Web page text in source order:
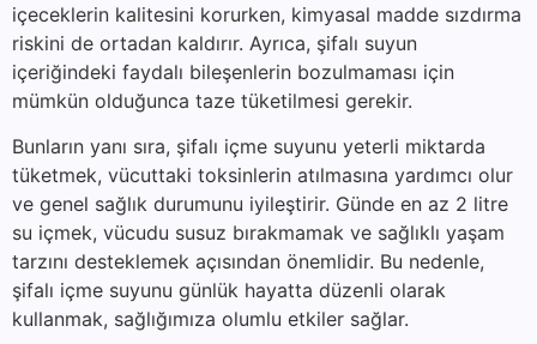
içeceklerin kalitesini korurken, kimyasal madde sızdırma
riskini de ortadan kaldırır. Ayrıca, şifalı suyun
içeriğindeki faydalı bileşenlerin bozulmaması için
mümkün olduğunca taze tüketilmesi gerekir.
Bunların yanı sıra, şifalı içme suyunu yeterli miktarda
tüketmek, vücuttaki toksinlerin atılmasına yardımcı olur
ve genel sağlık durumunu iyileştirir. Günde en az 2 litre
su içmek, vücudu susuz bırakmamak ve sağlıklı yaşam
tarzını desteklemek açısından önemlidir. Bu nedenle,
şifalı içme suyunu günlük hayatta düzenli olarak
kullanmak, sağlığımıza olumlu etkiler sağlar.